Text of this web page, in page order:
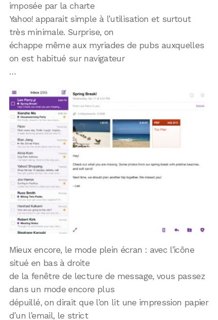
imposée par la charte
Yahoo! apparait simple à l’utilisation et surtout
très minimale. Surprise, on
échappe même aux myriades de pubs auxquelles
on est habitué sur navigateur
…
Mieux encore, le mode plein écran : avec l’icône
situé en bas à droite
de la fenêtre de lecture de message, vous passez
dans un mode encore plus
dépuillé, on dirait que l’on lit une impression papier
d’un l’email, le strict